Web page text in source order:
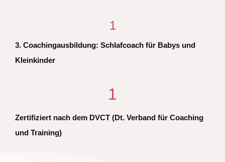
3. Coachingausbildung: Schlafcoach für Babys und
Kleinkinder
1
Zertifiziert nach dem DVCT (Dt. Verband für Coaching
und Training)
1